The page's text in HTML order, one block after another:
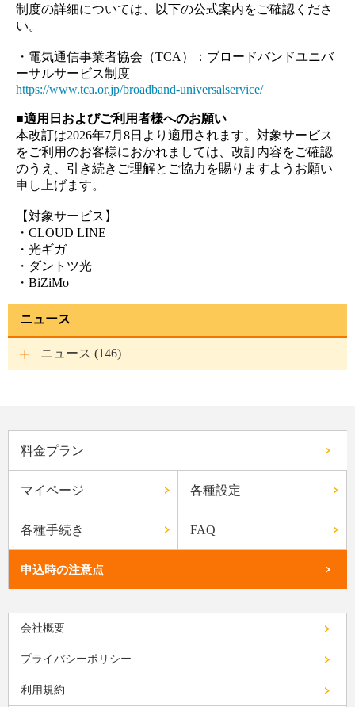
制度の詳細については、以下の公式案内をご確認くださ
い。
・電気通信事業者協会（TCA）：ブロードバンドユニバ
ーサルサービス制度
https://www.tca.or.jp/broadband-universalservice/
■適用日およびご利用者様へのお願い
本改訂は2026年7月8日より適用されます。対象サービス
をご利用のお客様におかれましては、改訂内容をご確認
のうえ、引き続きご理解とご協力を賜りますようお願い
申し上げます。
【対象サービス】
・CLOUD LINE
・光ギガ
・ダントツ光
・BiZiMo
ニュース
ニュース (146)
料金プラン
マイページ 各種設定
各種手続き FAQ
申込時の注意点
会社概要
プライバシーポリシー
利用規約